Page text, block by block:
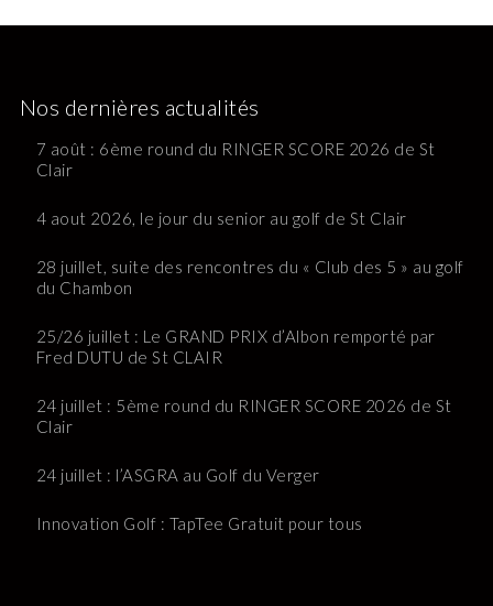
Nos dernières actualités
7 août : 6ème round du RINGER SCORE 2026 de St
Clair
4 aout 2026, le jour du senior au golf de St Clair
28 juillet, suite des rencontres du « Club des 5 » au golf
du Chambon
25/26 juillet : Le GRAND PRIX d’Albon remporté par
Fred DUTU de St CLAIR
24 juillet : 5ème round du RINGER SCORE 2026 de St
Clair
24 juillet : l’ASGRA au Golf du Verger
Innovation Golf : TapTee Gratuit pour tous